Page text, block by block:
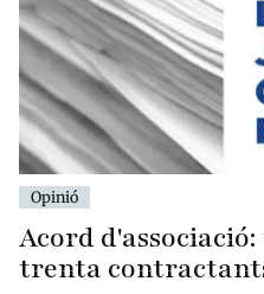
Opinió
Acord
trenta